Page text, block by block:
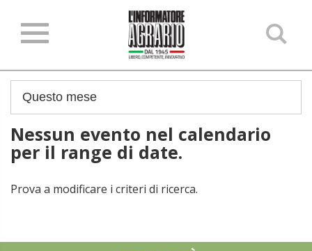
Nessun evento nel calendario
per il range di date.
Prova a modificare i criteri di ricerca.